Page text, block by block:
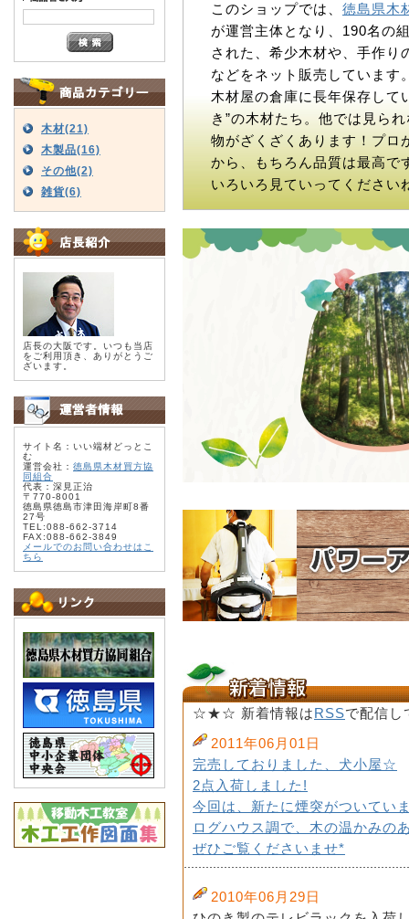
木材(21)
木製品(16)
その他(2)
雑貨(6)
店長の大阪です。いつも当店
をご利用頂き、ありがとうご
ざいます。
サイト名：いい端材どっとこ
む
運営会社： 徳島県木材買方協
同組合
代表：深見正治
〒770-8001
徳島県徳島市津田海岸町8番
27号
TEL:088-662-3714
FAX:088-662-3849
メールでのお問い合わせはこ
ちら
このショップでは、 徳島県木
が運営主体となり、190名の
された、希少木材や、手作り
などをネット販売しています
木材屋の倉庫に長年保存して
き”の木材たち。他では見ら
物がざくざくあります！プロ
から、もちろん品質は最高で
いろいろ見ていってください
☆★☆ 新着情報はRSSで配信
2011年06月01日
完売しておりました、犬小屋☆
2点入荷しました!
今回は、新たに煙突がついてい
ログハウス調で、木の温かみの
ぜひご覧くださいませ*
2010年06月29日